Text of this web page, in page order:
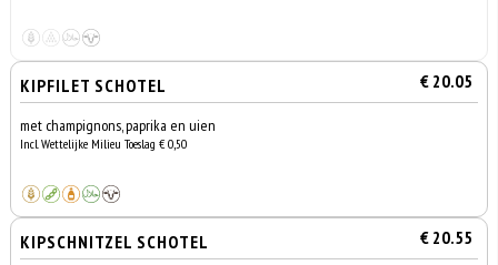
KIPFILET SCHOTEL € 20.05
met champignons, paprika en uien
Incl. Wettelijke Milieu Toeslag € 0,50
KIPSCHNITZEL SCHOTEL € 20.55